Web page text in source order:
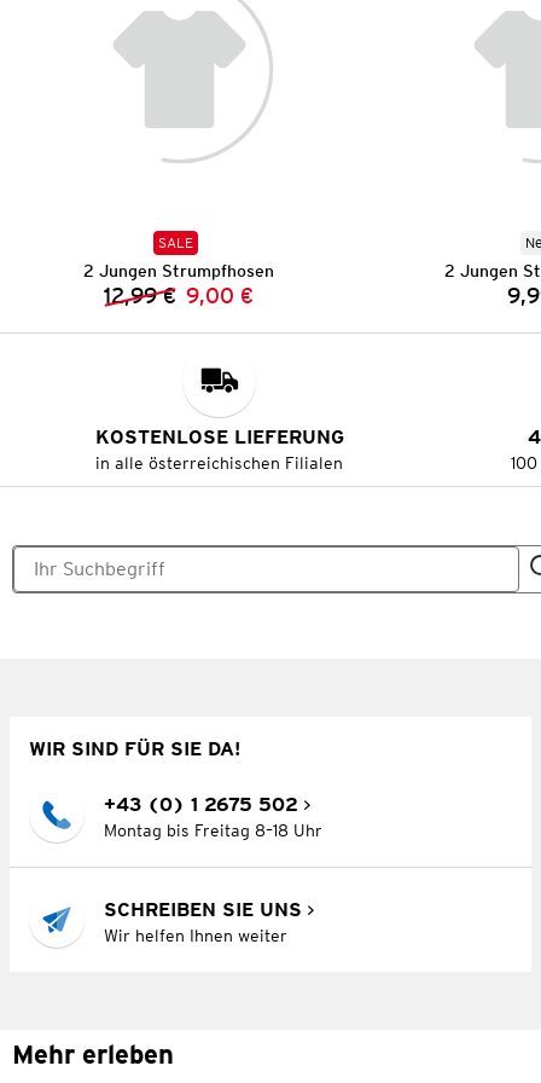
SALE
2 Jungen Strumpfhosen
Vorheriger Preis:
12,99 € Neuer Preis:
9,00 €
2 Jungen
KOSTENLOSE LIEFERUNG
in alle österreichischen Filialen
WIR SIND FÜR SIE DA!
+43 (0) 1 2675 502
Montag bis Freitag 8–18 Uhr
SCHREIBEN SIE UNS
Wir helfen Ihnen weiter
Mehr erleben